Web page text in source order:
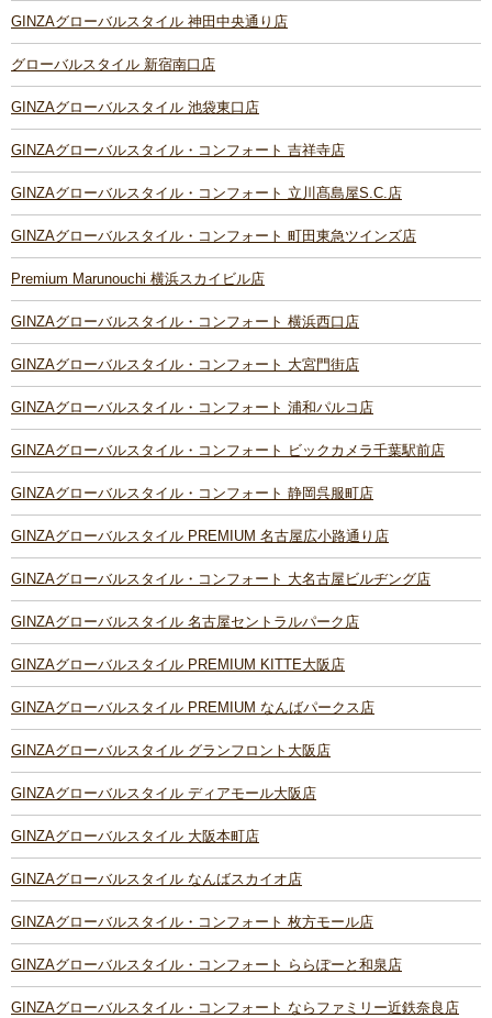
GINZAグローバルスタイル 神田中央通り店
グローバルスタイル 新宿南口店
GINZAグローバルスタイル 池袋東口店
GINZAグローバルスタイル・コンフォート 吉祥寺店
GINZAグローバルスタイル・コンフォート 立川髙島屋S.C.店
GINZAグローバルスタイル・コンフォート 町田東急ツインズ店
Premium Marunouchi 横浜スカイビル店
GINZAグローバルスタイル・コンフォート 横浜西口店
GINZAグローバルスタイル・コンフォート 大宮門街店
GINZAグローバルスタイル・コンフォート 浦和パルコ店
GINZAグローバルスタイル・コンフォート ビックカメラ千葉駅前店
GINZAグローバルスタイル・コンフォート 静岡呉服町店
GINZAグローバルスタイル PREMIUM 名古屋広小路通り店
GINZAグローバルスタイル・コンフォート 大名古屋ビルヂング店
GINZAグローバルスタイル 名古屋セントラルパーク店
GINZAグローバルスタイル PREMIUM KITTE大阪店
GINZAグローバルスタイル PREMIUM なんばパークス店
GINZAグローバルスタイル グランフロント大阪店
GINZAグローバルスタイル ディアモール大阪店
GINZAグローバルスタイル 大阪本町店
GINZAグローバルスタイル なんばスカイオ店
GINZAグローバルスタイル・コンフォート 枚方モール店
GINZAグローバルスタイル・コンフォート ららぽーと和泉店
GINZAグローバルスタイル・コンフォート ならファミリー近鉄奈良店